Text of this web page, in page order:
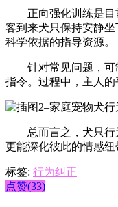
正向强化训练是目前
客到来犬只保持安静
科学依据的指导资源。
针对常见问题，可制
指令。过程中，主人的
总而言之，犬只行为
更能深化彼此的情感纽
标签: 行为纠正
点赞(33)